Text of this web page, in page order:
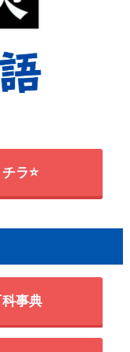
ラ⭐
事典